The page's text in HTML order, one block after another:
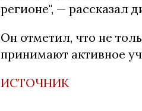
регионе", — рассказал
Он отметил, что не
принимают активное
ИСТОЧНИК